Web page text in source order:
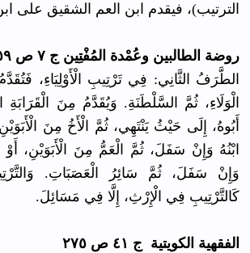
الترتيب)، فيقدم ابن العم الشقيق على
روضة الطالبين وعُمْدة المُفْتِين ج ٧ ص ٥٩
الطَّرَفُ الثَّانِي: فِي تَرْتِيبِ الْأَوْلِيَاءِ،
الْوَلَاءِ، ثُمَّ السَّلْطَنَةِ. وَيُقَدَّمُ مِنَ الْقَرَابَةِ
أَبُوهُ، إِلَى حَيْثُ يَنْتَهِي، ثُمَّ الْأَخُ مِنَ
ابْنُهُ وَإِنْ سَفَلَ، ثُمَّ الْعَمُّ مِنَ الْأَبَوَيْنِ، أَوْ
وَإِنْ سَفَلَ، ثُمَّ سَائِرُ الْعَصَبَاتِ.
كَالتَّرْتِيبِ فِي الْإِرْثِ، إِلَّا فِي مَسَائِلَ.
الفقهية الكويتية ج ٤١ ص ٢٧٥